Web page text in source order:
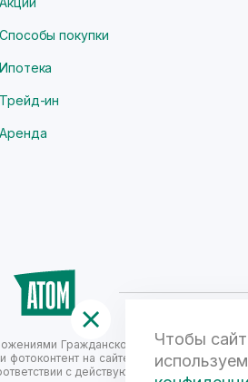
Способы покупки
Ипотека
Трейд-ин
Аренда
Гражданского кодекса
на сайте не является
с действующим
Чтобы
используем